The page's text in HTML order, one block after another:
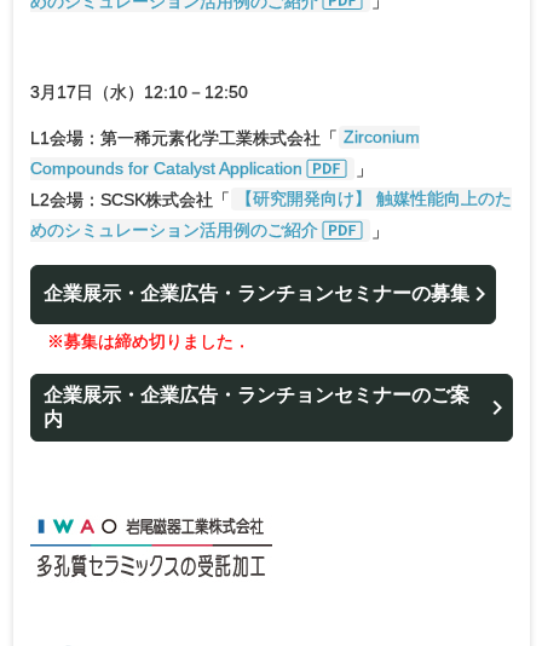
3月17日（水）12:10－12:50
L1会場：第一稀元素化学工業株式会社「 Zirconium
Compounds for Catalyst Application
」
L2会場：SCSK株式会社「
【研究開発向け】 触媒性能向上のた
めのシミュレーション活用例のご紹介
」
企業展示・企業広告・ランチョンセミナーの募集
※募集は締め切りました ．
企業展示・企業広告・ランチョンセミナーのご案
内